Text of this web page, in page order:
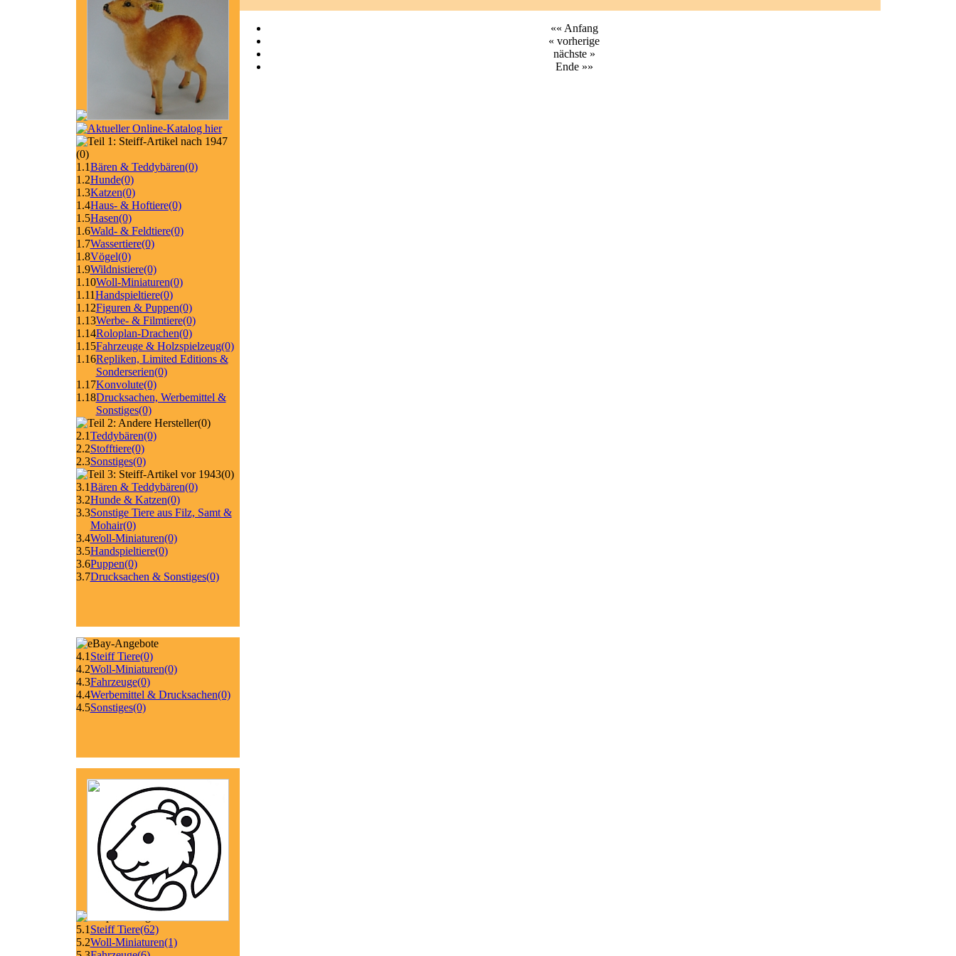
(0)
1.1Bären & Teddybären(0)
1.2Hunde(0)
1.3Katzen(0)
1.4Haus- & Hoftiere(0)
1.5Hasen(0)
1.6Wald- & Feldtiere(0)
1.7Wassertiere(0)
1.8Vögel(0)
1.9Wildnistiere(0)
1.10Woll-Miniaturen(0)
1.11Handspieltiere(0)
1.12Figuren & Puppen(0)
1.13Werbe- & Filmtiere(0)
1.14Roloplan-Drachen(0)
1.15Fahrzeuge & Holzspielzeug(0)
1.16Repliken, Limited Editions &
Sonderserien(0)
1.17Konvolute(0)
1.18Drucksachen, Werbemittel &
Sonstiges(0)
(0)
2.1Teddybären(0)
2.2Stofftiere(0)
2.3Sonstiges(0)
(0)
3.1Bären & Teddybären(0)
3.2Hunde & Katzen(0)
3.3Sonstige Tiere aus Filz, Samt &
Mohair(0)
3.4Woll-Miniaturen(0)
3.5Handspieltiere(0)
3.6Puppen(0)
3.7Drucksachen & Sonstiges(0)
4.1 Steiff Tiere(0)
4.2Woll-Miniaturen(0)
4.3Fahrzeuge(0)
4.4Werbemittel & Drucksachen(0)
4.5Sonstiges(0)
5.1 Steiff Tiere(62)
5.2Woll-Miniaturen(1)
«« Anfang
« vorherige
nächste »
Ende »»